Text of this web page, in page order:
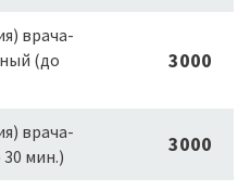
врача-
(до
3000
врача-
мин.)
3000